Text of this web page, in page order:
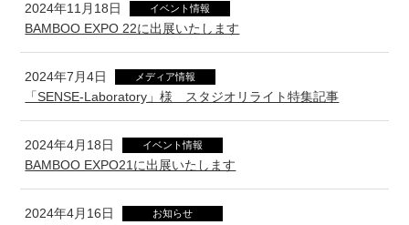
2024年11月18日 イベント情報
BAMBOO EXPO 22に出展いたします
2024年7月4日 メディア情報
「SENSE-Laboratory」様 スタジオリライト特集記事
2024年4月18日 イベント情報
BAMBOO EXPO21に出展いたします
2024年4月16日 お知らせ